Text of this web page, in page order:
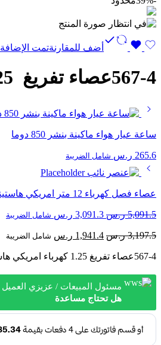
أضف للمقارنةتمت الإضافة
567-4عصاء تفريغ 1.25 كهرباء امريكي هاستينج HASTING
ساعة عيار هواء ماكينة بنشر 850 دوما
265.6 ر.س شامل الضريبة
عصاء فصل كهرباء 12 متر امريكي هاستينج HV-240
5,091.5 ر.س السعر
هو:
3,091.3 ر.س السعر
هو:
شامل الضريبة
3,197.5 ر.س السعر
هو:
1,941.4 ر.س السعر
هو:
شامل الضريبة
567-4عصاء تفريغ 1.25 كهرباء امريكي هاستينج HASTING
مسئول المبيعات / عزيزي العميل
هل تحتاج مساعدة